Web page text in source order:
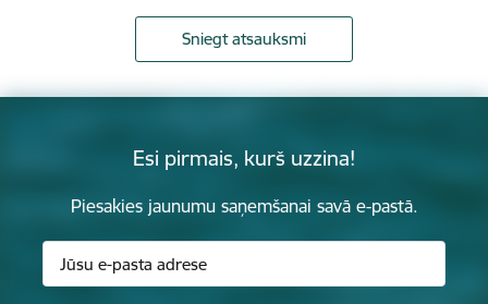
Sniegt atsauksmi
Esi pirmais, kurš uzzina!
Piesakies jaunumu saņemšanai savā e-pastā.